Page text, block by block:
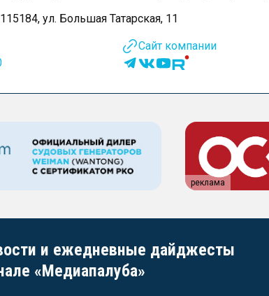
ул. Большая Татарская, 11
Сайт компании
реклама
и ежедневные дайджесты
«Медиапалуба»